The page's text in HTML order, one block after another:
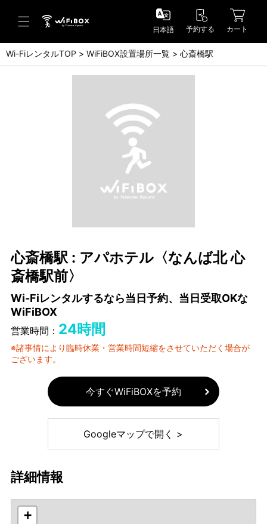
ヘルプ／お問い合わせ
Help Center(FAQ)(English)
日本語 予約する カート
Wi-FiレンタルTOP WiFiBOX設置場所一覧 心斎橋駅
心斎橋駅 : アパホテル〈なんば北 心
斎橋駅前〉
Wi-Fiレンタルするなら当日予約、当日受取OKな
WiFiBOX
営業時間： 24時間
※諸事情により臨時休業・営業時間短縮をさせていただく場合が
ございます。
今すぐWiFiBOXを予約
Googleマップで開く >
詳細情報
+